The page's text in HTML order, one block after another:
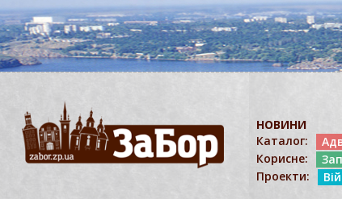
НОВИНИ
Каталог:
Корисне:
Проекти: